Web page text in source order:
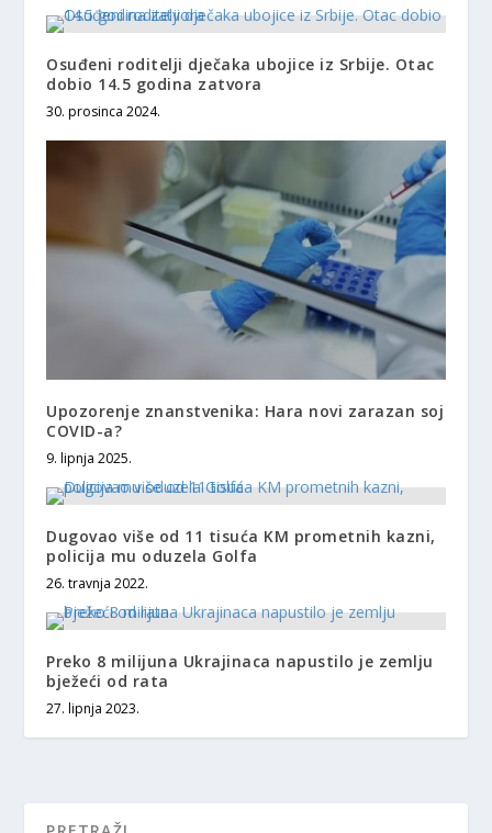
Osuđeni roditelji dječaka ubojice iz Srbije. Otac
dobio 14.5 godina zatvora
30. prosinca 2024.
Upozorenje znanstvenika: Hara novi zarazan soj
COVID-a?
9. lipnja 2025.
Dugovao više od 11 tisuća KM prometnih kazni,
policija mu oduzela Golfa
26. travnja 2022.
Preko 8 milijuna Ukrajinaca napustilo je zemlju
bježeći od rata
27. lipnja 2023.